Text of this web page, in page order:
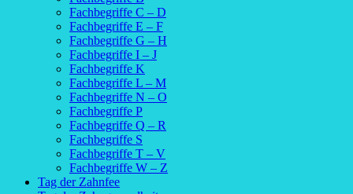
Fachbegriffe C – D
Fachbegriffe E – F
Fachbegriffe G – H
Fachbegriffe I – J
Fachbegriffe K
Fachbegriffe L – M
Fachbegriffe N – O
Fachbegriffe P
Fachbegriffe Q – R
Fachbegriffe S
Fachbegriffe T – V
Fachbegriffe W – Z
Tag der Zahnfee